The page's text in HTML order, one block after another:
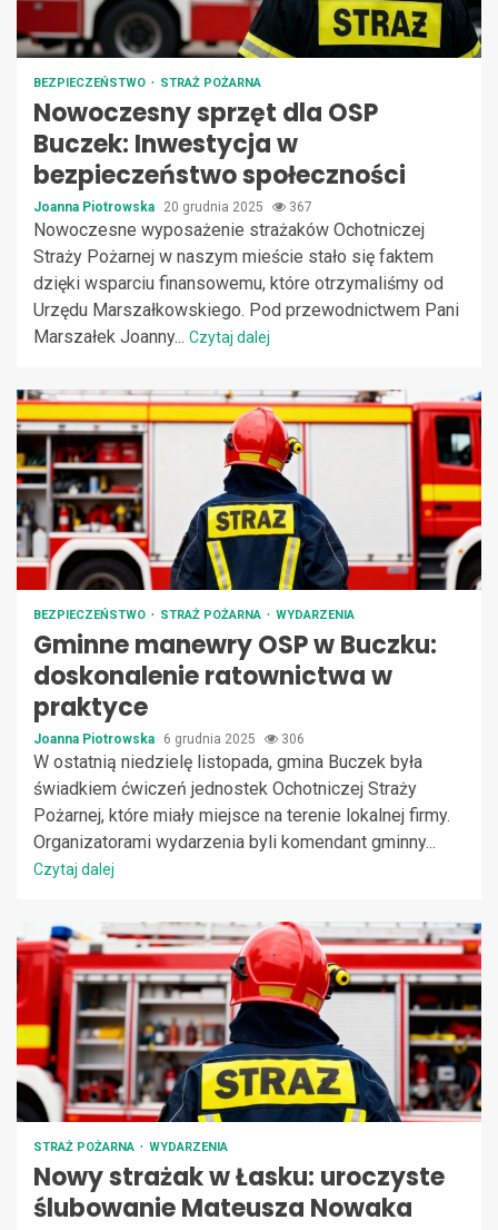
BEZPIECZEŃSTWO STRAŻ POŻARNA
Nowoczesny sprzęt dla OSP
Buczek: Inwestycja w
bezpieczeństwo społeczności
Joanna Piotrowska 20 grudnia 2025 367
Nowoczesne wyposażenie strażaków Ochotniczej
Straży Pożarnej w naszym mieście stało się faktem
dzięki wsparciu finansowemu, które otrzymaliśmy od
Urzędu Marszałkowskiego. Pod przewodnictwem Pani
Marszałek Joanny... Czytaj dalej
BEZPIECZEŃSTWO STRAŻ POŻARNA WYDARZENIA
Gminne manewry OSP w Buczku:
doskonalenie ratownictwa w
praktyce
Joanna Piotrowska 6 grudnia 2025 306
W ostatnią niedzielę listopada, gmina Buczek była
świadkiem ćwiczeń jednostek Ochotniczej Straży
Pożarnej, które miały miejsce na terenie lokalnej firmy.
Organizatorami wydarzenia byli komendant gminny...
Czytaj dalej
STRAŻ POŻARNA WYDARZENIA
Nowy strażak w Łasku: uroczyste
ślubowanie Mateusza Nowaka